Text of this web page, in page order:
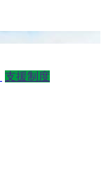
支援制度